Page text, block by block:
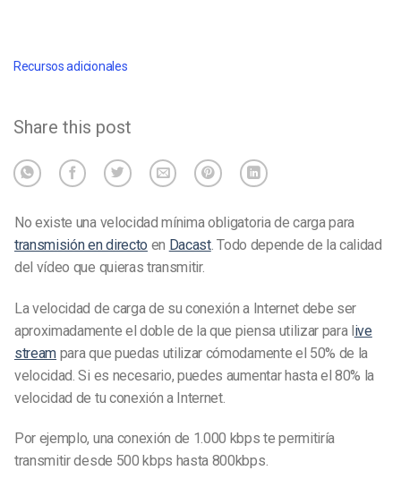
Recursos adicionales
Share this post
No existe una velocidad mínima obligatoria de carga para
transmisión en directo en Dacast. Todo depende de la calidad
del vídeo que quieras transmitir.
La velocidad de carga de su conexión a Internet debe ser
aproximadamente el doble de la que piensa utilizar para live
stream para que puedas utilizar cómodamente el 50% de la
velocidad. Si es necesario, puedes aumentar hasta el 80% la
velocidad de tu conexión a Internet.
Por ejemplo, una conexión de 1.000 kbps te permitiría
transmitir desde 500 kbps hasta 800kbps.